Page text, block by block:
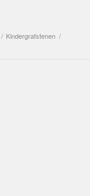
/ Kindergrafstenen /